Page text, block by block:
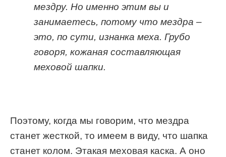
мездру. Но именно этим вы и
занимаетесь, потому что мездра –
это, по сути, изнанка меха. Грубо
говоря, кожаная составляющая
меховой шапки.
Поэтому, когда мы говорим, что мездра
станет жесткой, то имеем в виду, что шапка
станет колом. Этакая меховая каска. А оно